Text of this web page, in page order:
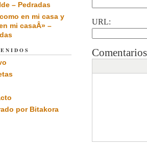
URL:
– Pedradas
en mi casa y
mi casaÂ» –
por Bitakora